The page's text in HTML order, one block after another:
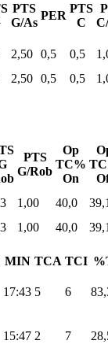
PTS
G/As
PER
PTS
C
2,50 0,5 0,5
2,50 0,5 0,5
PTS
G/Rob
Op
TC%
On
1,00 40,0
1,00 40,0
MIN TCA TCI
17:43 5 6
15:47 2 7